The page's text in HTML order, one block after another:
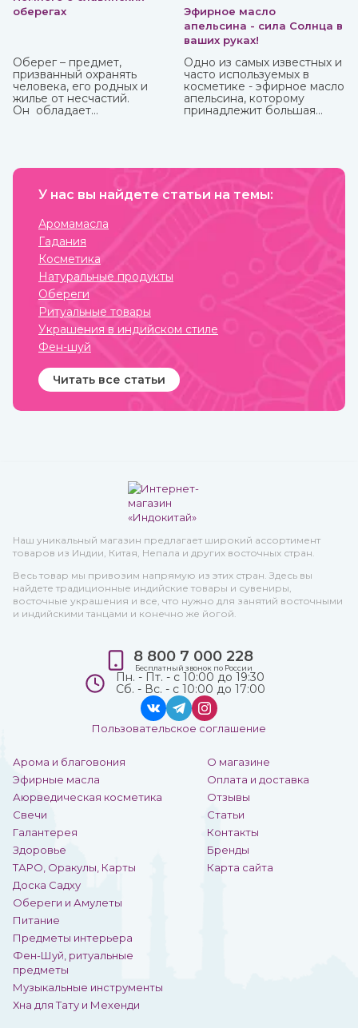
оберегах
Оберег – предмет,
призванный охранять
человека, его родных и
жилье от несчастий.
Он обладает
действие. Даже
способны привести к
страданиям человека, для
которого он
изготавливался.
Эфирное масло
апельсина - сила Солнца в
ваших руках!
Одно из самых известных и
часто используемых в
косметике - эфирное масло
апельсина, которому
принадлежит большая
получения. Это яркий,
который подарит вам
У нас вы найдете статьи на темы:
Аромамасла
Гадания
Косметика
Натуральные продукты
Обереги
Ритуальные товары
Украшения в индийском стиле
Фен-шуй
Читать все статьи
Наш уникальный магазин предлагает широкий ассортимент
товаров из Индии, Китая, Непала и других восточных стран.
Весь товар мы привозим напрямую из этих стран. Здесь вы
найдете традиционные индийские товары и сувениры,
восточные украшения и все, что нужно для занятий восточными
и индийскими танцами и конечно же йогой.
Арома и благовония
Эфирные масла
Аюрведическая косметика
Свечи
Галантерея
Здоровье
ТАРО, Оракулы, Карты
Доска Садху
Обереги и Амулеты
Питание
Предметы интерьера
Фен-Шуй, ритуальные
предметы
Музыкальные инструменты
Хна для Тату и Мехенди
О магазине
Оплата и доставка
Отзывы
Статьи
Контакты
Бренды
Карта сайта
8 800 7 000 228
Бесплатный звонок по России
Пн. - Пт. - с 10:00 до 19:30
Сб. - Вс. - с 10:00 до 17:00
Пользовательское соглашение